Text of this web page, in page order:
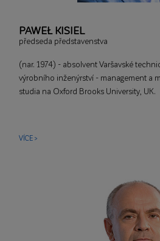
PAWEŁ KISIEL
předseda představenstva
(nar. 1974) - absolvent Varšavské
výrobního inženýrství - management a
studia na Oxford Brooks University, UK.
VÍCE >